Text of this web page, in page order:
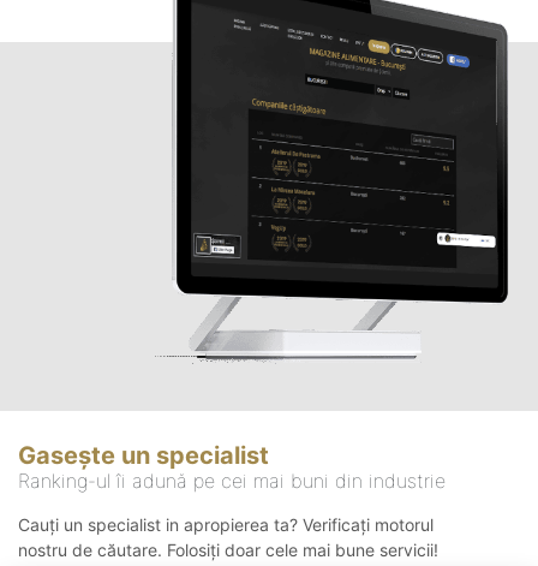
Gasește un specialist
Ranking-ul îi adună pe cei mai buni din industrie
Cauți un specialist in apropierea ta? Verificați motorul
nostru de căutare. Folosiți doar cele mai bune servicii!